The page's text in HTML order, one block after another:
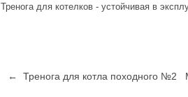
Тренога для котелков - устойчивая в
← Тренога для котла походного №2